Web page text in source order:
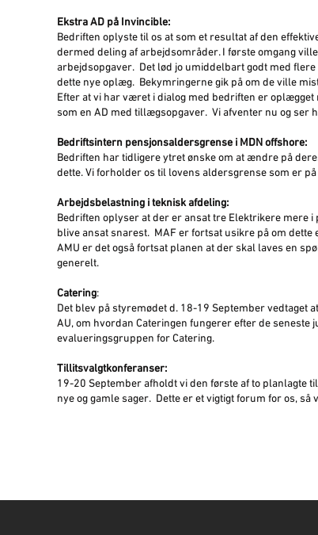
Ekstra AD på Invincible:
Bedriften oplyste til os at som et resultat af den
dermed deling af arbejdsområder. I første omgang
arbejdsopgaver. Det lød jo umiddelbart godt med
dette nye oplæg. Bekymringerne gik på om de ville
Efter at vi har været i dialog med bedriften er
som en AD med tillægsopgaver. Vi afventer nu og ser
Bedriftsintern pensjonsaldersgrense i MDN offshore:
Bedriften har tidligere ytret ønske om at ændre på
dette. Vi forholder os til lovens aldersgrense som er
Arbejdsbelastning i teknisk afdeling:
Bedriften oplyser at der er ansat tre Elektrikere mere
blive ansat snarest. MAF er fortsat usikre på om
AMU er det også fortsat planen at der skal laves en
generelt.
Catering:
Det blev på styremødet d. 18-19 September vedtaget
AU, om hvordan Cateringen fungerer efter de
evalueringsgruppen for Catering.
Tillitsvalgtkonferanser:
19-20 September afholdt vi den første af to planlagte
nye og gamle sager. Dette er et vigtigt forum for os,